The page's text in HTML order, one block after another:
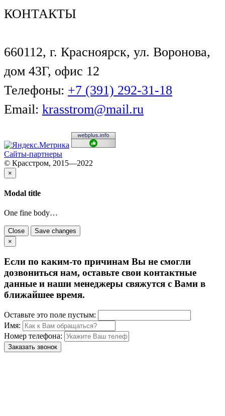
КОНТАКТЫ
660112, г. Красноярск, ул. Воронова,
дом 43Г, офис 12
Телефоны: +7 (391) 292-31-18
Email: krasstrom@mail.ru
Сайты-партнеры
© Красстром, 2015—2022
×
Modal title
One fine body…
Close
Save changes
×
Если по каким-то причинам Вы не смогли
дозвониться нам, оставьте свои контактные
данные и наши менеджеры свяжутся с Вами в
ближайшее время.
Оставьте это поле пустым:
Имя:
Номер телефона:
Заказать звонок